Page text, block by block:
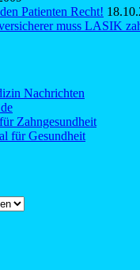
Patienten Recht!
muss LASIK
Nachrichten
Zahngesundheit
für Gesundheit